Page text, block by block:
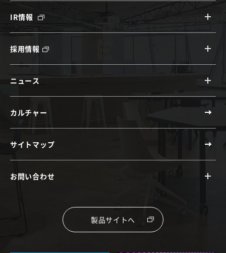
IR情報
採用情報
ニュース
カルチャー
サイトマップ
お問い合わせ
製品サイトへ